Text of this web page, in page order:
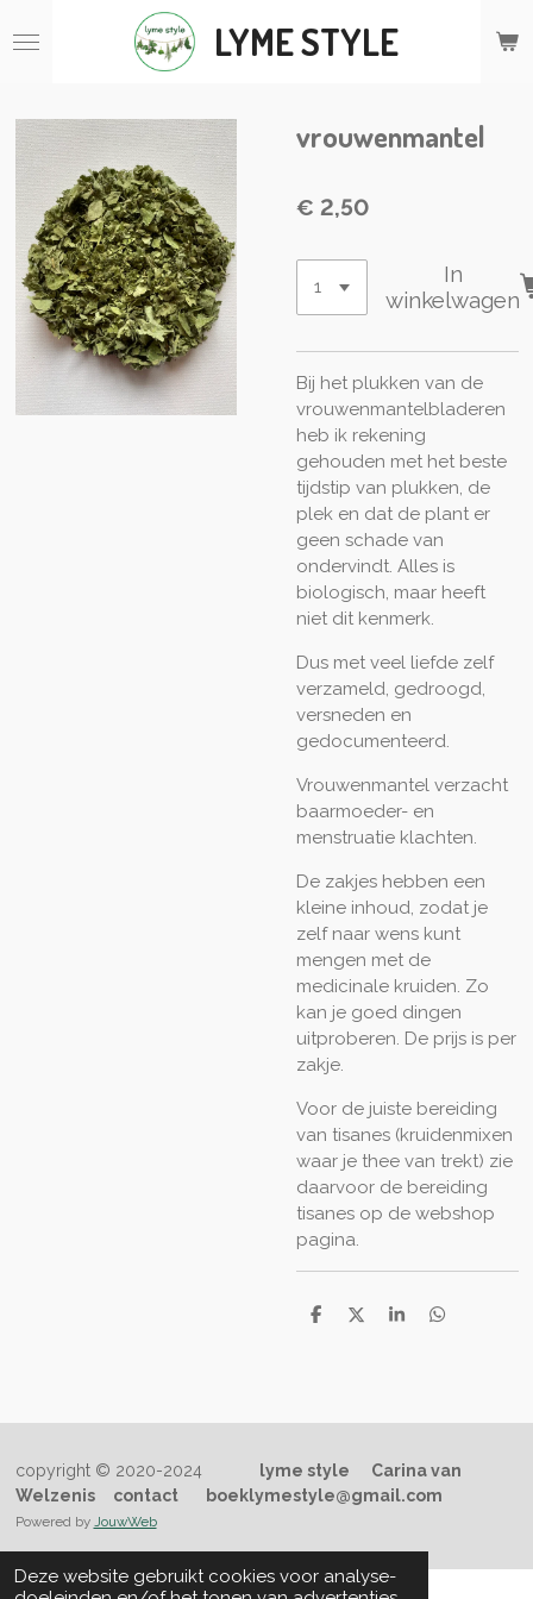
Deze website gebruikt cookies voor analyse-
direct
hoofdinhoud
LYME STYLE
vrouwenmantel
€ 2,50
In
winkelwagen
Bij het plukken van de
vrouwenmantelbladeren
heb ik rekening
gehouden met het beste
tijdstip van plukken, de
plek en dat de plant er
geen schade van
ondervindt. Alles is
biologisch, maar heeft
niet dit kenmerk.
Dus met veel liefde zelf
verzameld, gedroogd,
versneden en
gedocumenteerd.
Vrouwenmantel verzacht
baarmoeder- en
menstruatie klachten.
De zakjes hebben een
kleine inhoud, zodat je
zelf naar wens kunt
mengen met de
medicinale kruiden. Zo
kan je goed dingen
uitproberen. De prijs is per
zakje.
Voor de juiste bereiding
van tisanes (kruidenmixen
waar je thee van trekt) zie
daarvoor de bereiding
tisanes op de webshop
pagina.
D
D
S
D
copyright © 2020-2024lyme style
Carina van
Welzenis
contact boeklymestyle@gmail.com
Powered by JouwWeb